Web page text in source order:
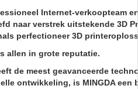
Internet-verkoopteam
naar verstrek uitstekende 3D
perfectioneer 3D
allen in grote reputatie.
de meest geavanceerde
ontwikkeling, is MINGDA een